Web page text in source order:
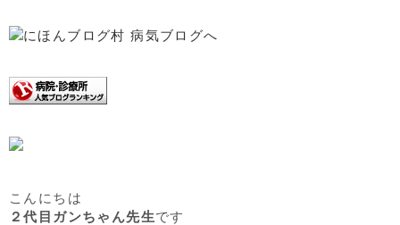
こんにちは
２代目ガンちゃん先生です